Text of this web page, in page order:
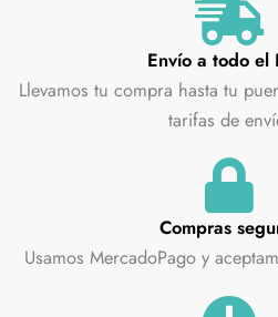
Envío a todo el
Llevamos tu compra hasta tu
tarifas de
Compras
Usamos MercadoPago y